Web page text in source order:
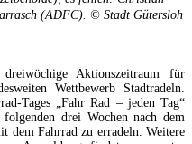
(ADFC). © Stadt Gütersloh
Aktionszeitraum für
Wettbewerb Stadtradeln.
Tages „Fahr Rad – jeden Tag“
drei Wochen nach dem
dem Fahrrad zu erradeln. Weitere